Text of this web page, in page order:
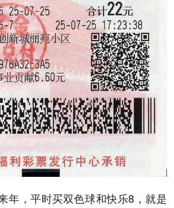
年，平时买双色球和快乐8，就是